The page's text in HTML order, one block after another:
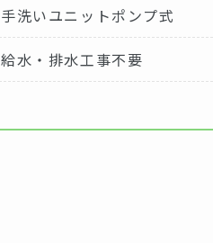
手洗いユニットポンプ式
給水・排水工事不要